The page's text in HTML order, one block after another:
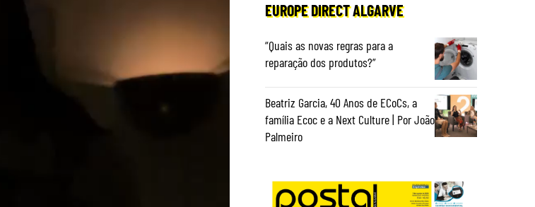
EUROPE DIRECT ALGARVE
“Quais as novas regras para a
reparação dos produtos?”
Beatriz Garcia, 40 Anos de ECoCs, a
família Ecoc e a Next Culture | Por João
Palmeiro